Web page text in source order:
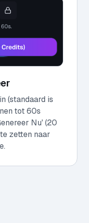
(standaard is
tot 60s
Nu' (20
zetten naar